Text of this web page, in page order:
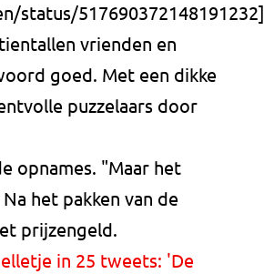
status/517690372148191232]
vrienden en
goed. Met een dikke
puzzelaars door
opnames. "Maar het
het pakken van de
prijzengeld.
in 25 tweets: 'De